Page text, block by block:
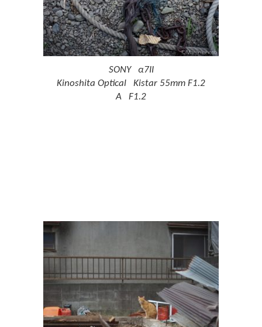
SONY α7II
Kinoshita Optical Kistar 55mm F1.2
A F1.2